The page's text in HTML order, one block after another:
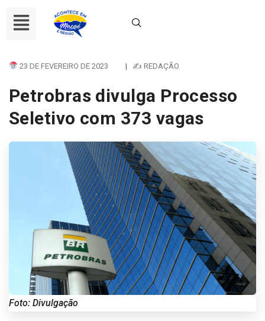
23 DE FEVEREIRO DE 2023 | ✍ REDAÇÃO
Petrobras divulga Processo
Seletivo com 373 vagas
Foto: Divulgação